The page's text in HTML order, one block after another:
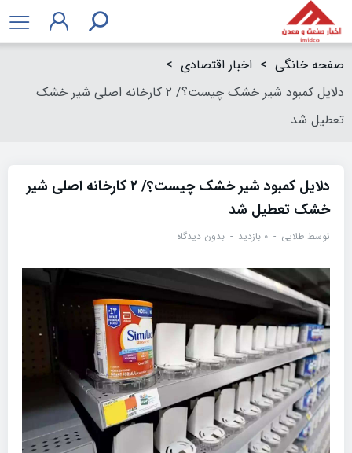
صفحه خانگی > اخبار اقتصادی >
دلایل کمبود شیر خشک چیست؟/ ۲ کارخانه اصلی شیر خشک
تعطیل شد
دلایل کمبود شیر خشک چیست؟/ ۲ کارخانه اصلی شیر
خشک تعطیل شد
توسط طلایی ۰ بازدید بدون دیدگاه